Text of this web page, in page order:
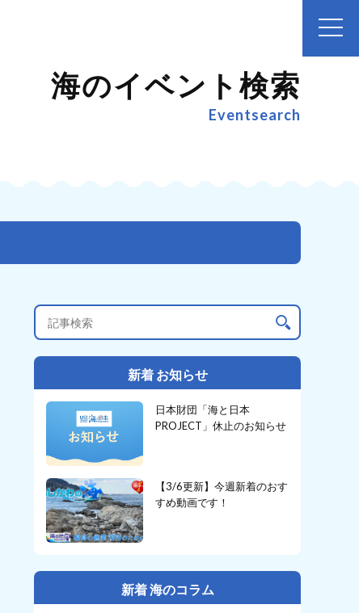
海のイベント検索
Eventsearch
新着 お知らせ
日本財団「海と日本
PROJECT」休止のお知らせ
【3/6更新】今週新着のおす
すめ動画です！
新着 海のコラム